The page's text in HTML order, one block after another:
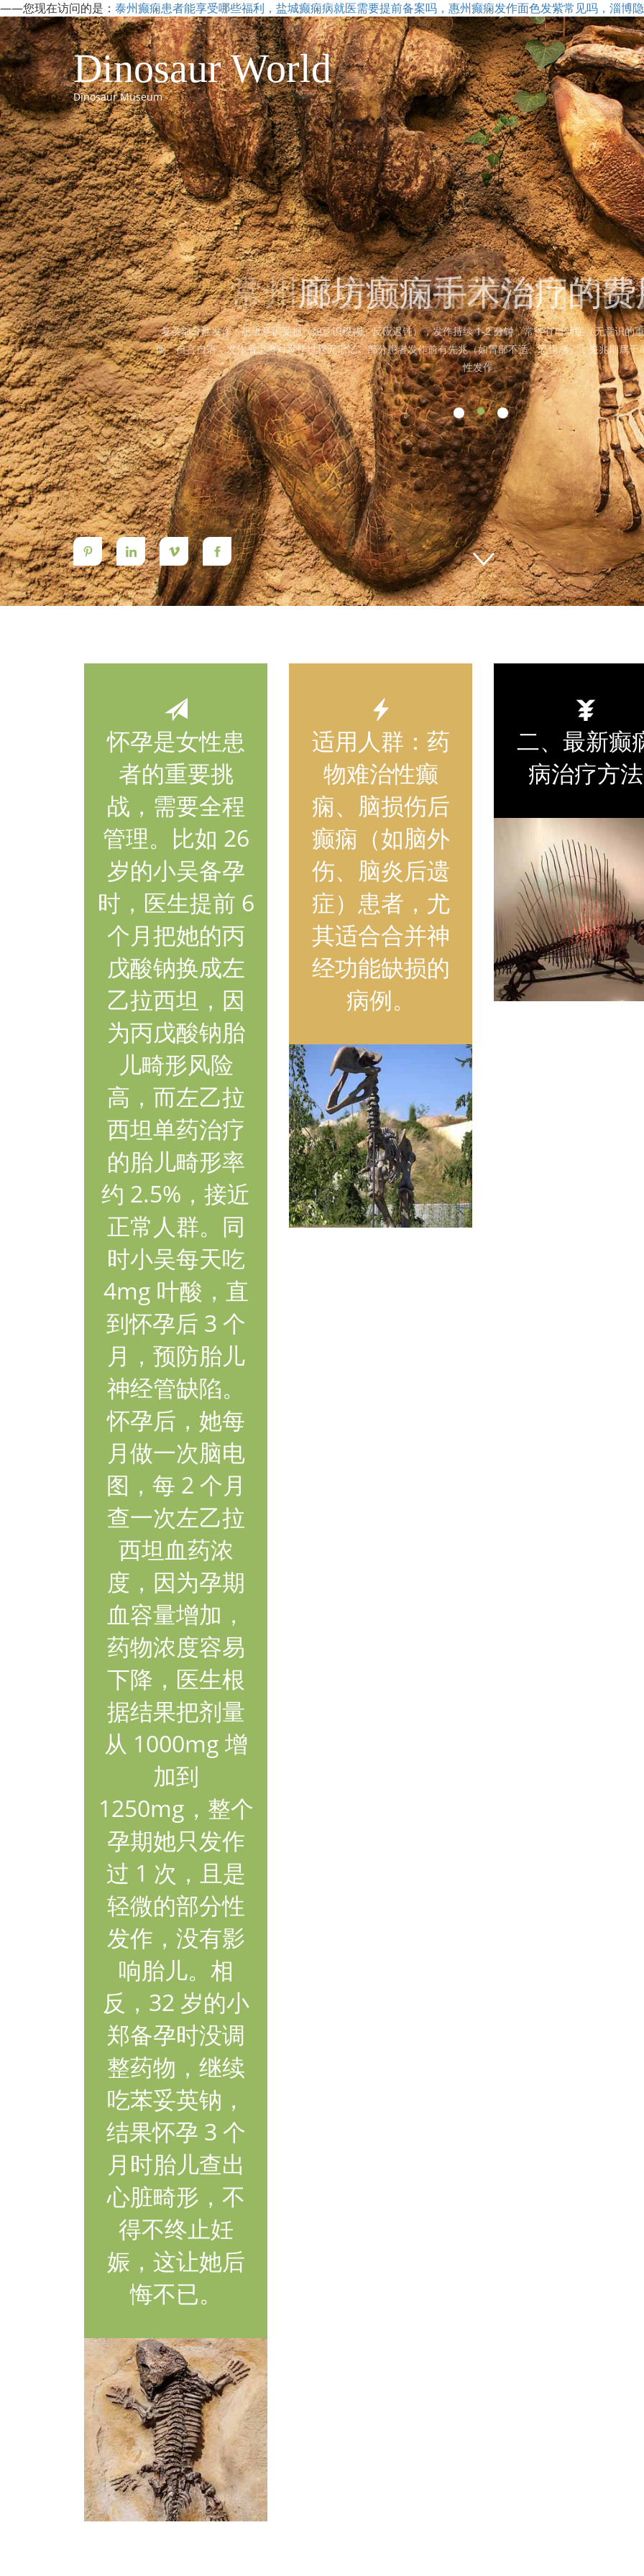
——您现在访问的是： 泰州癫痫患者能享受哪些福利，盐城癫痫病就医需要提前备案吗，惠州癫痫发作面色发紫常见吗，淄博
Dinosaur World
Dinosaur Museum
廊坊癫痫手术治疗的费
复杂部分性发作：患者意识受损（如意识模糊、反应迟钝），发作持续 1-2 分钟，常伴有自动症（无意识的
徊、自言自语，发作后患者对发作过程无记忆。部分患者发作前有先兆（如胃部不适、恐惧感），先兆期属
性发作。
怀孕是女性患
者的重要挑
战，需要全程
管理。比如 26
岁的小吴备孕
时，医生提前 6
个月把她的丙
戊酸钠换成左
乙拉西坦，因
为丙戊酸钠胎
儿畸形风险
高，而左乙拉
西坦单药治疗
的胎儿畸形率
约 2.5%，接近
正常人群。同
时小吴每天吃
4mg 叶酸，直
到怀孕后 3 个
月，预防胎儿
神经管缺陷。
怀孕后，她每
月做一次脑电
图，每 2 个月
查一次左乙拉
西坦血药浓
度，因为孕期
血容量增加，
药物浓度容易
下降，医生根
据结果把剂量
从 1000mg 增
加到
1250mg，整个
孕期她只发作
过 1 次，且是
轻微的部分性
发作，没有影
响胎儿。相
反，32 岁的小
郑备孕时没调
整药物，继续
吃苯妥英钠，
结果怀孕 3 个
月时胎儿查出
心脏畸形，不
得不终止妊
娠，这让她后
悔不已。
适用人群：药
物难治性癫
痫、脑损伤后
癫痫（如脑外
伤、脑炎后遗
症）患者，尤
其适合合并神
经功能缺损的
病例。
二、最新癫
病治疗方法